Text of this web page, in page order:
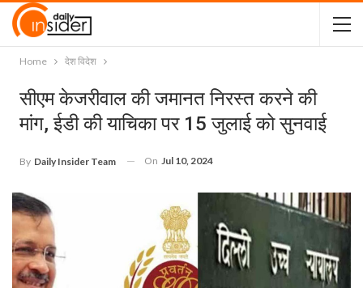
Home देश विदेश
सीएम केजरीवाल की जमानत निरस्‍त करने की
मांग, ईडी की याचिका पर 15 जुलाई को सुनवाई
By Daily Insider Team On Jul 10, 2024